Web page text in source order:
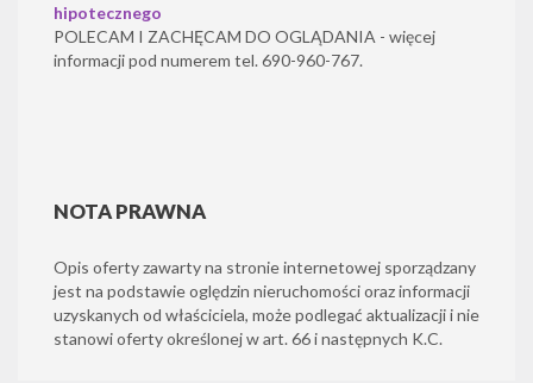
hipotecznego
POLECAM I ZACHĘCAM DO OGLĄDANIA - więcej
informacji pod numerem tel. 690-960-767.
NOTA PRAWNA
Opis oferty zawarty na stronie internetowej sporządzany
jest na podstawie oględzin nieruchomości oraz informacji
uzyskanych od właściciela, może podlegać aktualizacji i nie
stanowi oferty określonej w art. 66 i następnych K.C.